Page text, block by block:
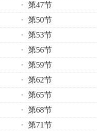
第47节
第50节
第53节
第56节
第59节
第62节
第65节
第68节
第71节